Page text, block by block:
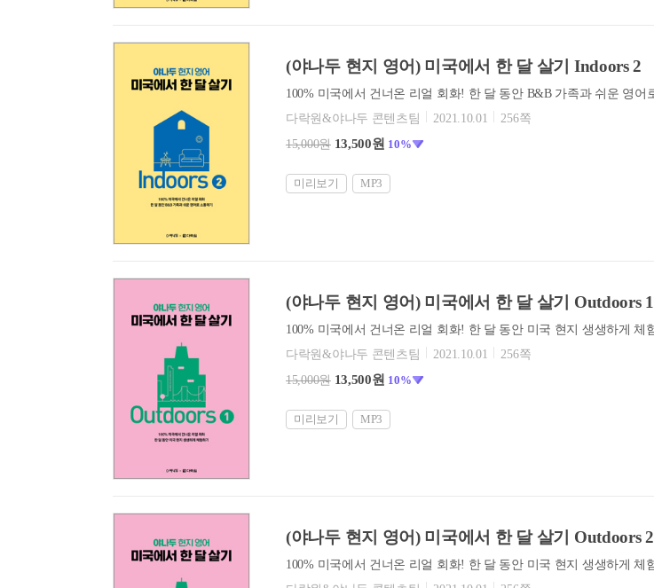
(야나두 현지 영어) 미국에서 한 달 살기 Indoors 2
다락원&야나두 콘텐츠팀
2021.10.01
256쪽
15,000원 13,500원 10%
미리보기 MP3
(야나두 현지 영어) 미국에서 한 달 살기 Outdoors 1
다락원&야나두 콘텐츠팀
2021.10.01
256쪽
15,000원 13,500원 10%
미리보기 MP3
(야나두 현지 영어) 미국에서 한 달 살기 Outdoors 2